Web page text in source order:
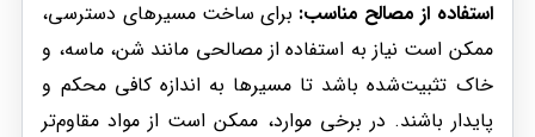
استفاده از مصالح مناسب: برای ساخت مسیرهای دسترسی،
ممکن است نیاز به استفاده از مصالحی مانند شن، ماسه، و
خاک تثبیت‌شده باشد تا مسیرها به اندازه کافی محکم و
پایدار باشند. در برخی موارد، ممکن است از مواد مقاوم‌تر